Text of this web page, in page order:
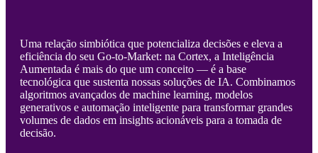
Uma relação simbiótica que potencializa decisões e eleva a
eficiência do seu Go-to-Market: na Cortex, a Inteligência
Aumentada é mais do que um conceito — é a base
tecnológica que sustenta nossas soluções de IA. Combinamos
algoritmos avançados de machine learning, modelos
generativos e automação inteligente para transformar grandes
volumes de dados em insights acionáveis para a tomada de
decisão.